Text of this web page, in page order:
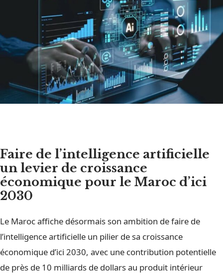
Faire de l’intelligence artificielle
un levier de croissance
économique pour le Maroc d’ici
2030
Le Maroc affiche désormais son ambition de faire de
l’intelligence artificielle un pilier de sa croissance
économique d’ici 2030, avec une contribution potentielle
de près de 10 milliards de dollars au produit intérieur